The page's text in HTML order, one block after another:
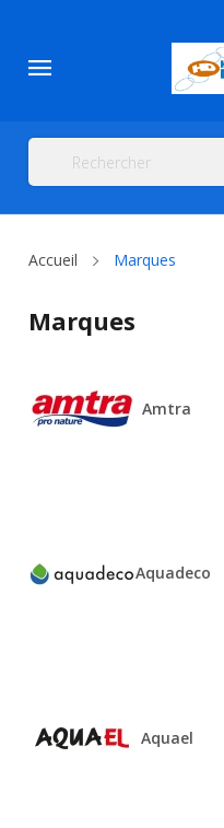
Accueil Marques
Marques
Amtra
Aquadeco
Aquael